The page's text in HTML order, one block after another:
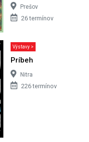
Prešov
26 termínov
Výstavy >
Príbeh
Nitra
226 termínov